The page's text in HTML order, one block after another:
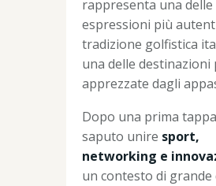
rappresenta una delle
espressioni più
tradizione golfistica
una delle destinazioni
apprezzate dagli
Dopo una prima
saputo unire sport,
networking e
un contesto di grande